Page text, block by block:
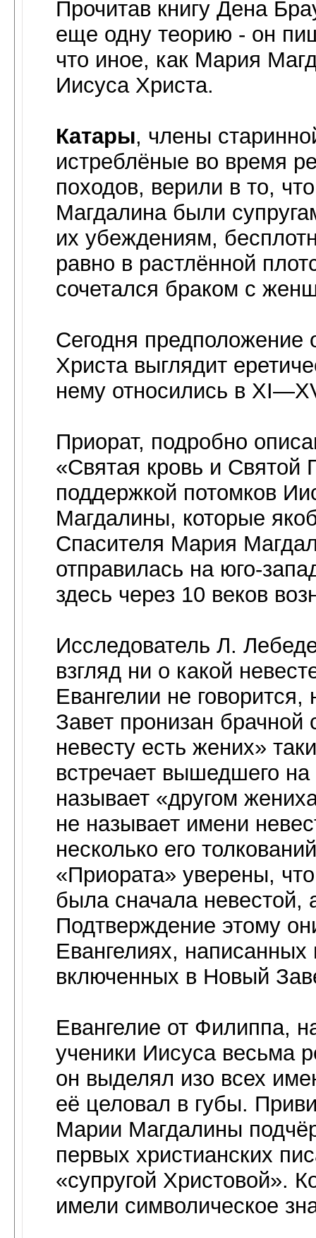
Прочитав книгу Дена
еще одну теорию - он
что иное, как Мария
Иисуса Христа.
Катары, члены
истреблёные во время
походов, верили в то,
Магдалина были
их убеждениям,
равно в растлённой
сочетался браком с
Сегодня
Христа выглядит
нему относились в
Приорат, подробно
«Святая кровь и Святой
поддержкой потомков
Магдалины, которые
Спасителя Мария
отправилась на юго-
здесь через 10 веков
Исследователь Л.
взгляд ни о какой
Евангелии не
Завет пронизан
невесту есть жених»
встречает вышедшего
называет «другом
не называет имени
несколько его
«Приората» уверены,
была сначала невестой,
Подтверждение этому
Евангелиях,
включенных в Новый
Евангелие от Филиппа,
ученики Иисуса весьма
он выделял изо всех
её целовал в губы.
Марии Магдалины
первых христианских
«супругой Христовой».
имели символическое